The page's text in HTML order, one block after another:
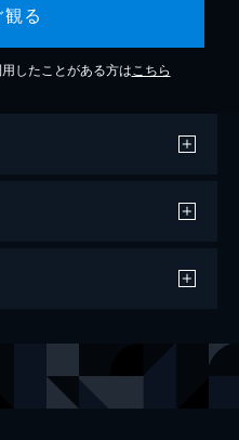
る
したことがある方は こちら
ノサウル
れの巨体